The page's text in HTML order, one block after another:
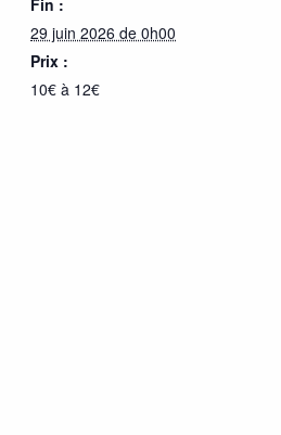
Fin :
29 juin 2026 de 0h00
Prix :
10€ à 12€